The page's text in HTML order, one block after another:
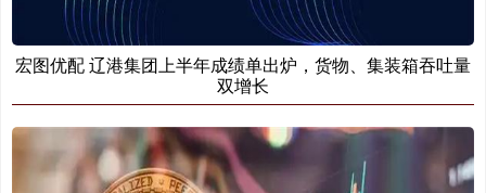
宏图优配 辽港集团上半年成绩单出炉，货物、集装箱吞吐量
双增长